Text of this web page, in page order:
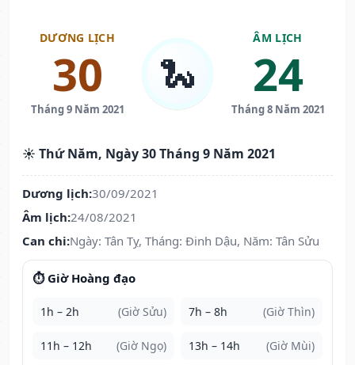
DƯƠNG LỊCH
30
Tháng 9 Năm 2021
🐍
ÂM LỊCH
24
Tháng 8 Năm 2021
☀️ Thứ Năm, Ngày 30 Tháng 9 Năm 2021
Dương lịch:30/09/2021
Âm lịch:24/08/2021
Can chi:Ngày: Tân Tỵ, Tháng: Đinh Dậu, Năm: Tân Sửu
⏱️ Giờ Hoàng đạo
1h – 2h (Giờ Sửu) 7h – 8h (Giờ Thìn)
11h – 12h (Giờ Ngọ) 13h – 14h (Giờ Mùi)